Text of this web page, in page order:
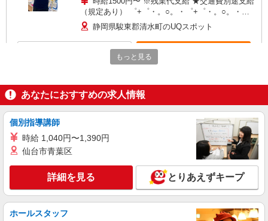
（規定あり） ゜+゜・。○。・゜+゜・。○。・゜
+゜ 入社祝い金10万円支給(規定有) お友達を紹介
頂くと, インセンティブ支給(規定有) ★月2回払
い・週払い可能（規程有）★ ゜・。○。・゜
+゜・。○。・゜+゜
静岡県駿東郡清水町のUQスポット
株式会社シエロ
スマホ携帯販売【ワイモバイル】
時給1600円〜 ※別途インセンティブ、職能評
価制度あり ※残業代支給 ★交通費別途支給（規定
あり） ゜+゜・。○。・゜+゜・。○。・゜+゜ 入
インセンティブ支給(規定有) ★月2回払い・週払い
可能（規程有）★ ゜・。○。・゜+゜・。○。・゜
静岡県駿東郡清水町の家電量販店
キープ 詳細を見る
株式会社シエロ
もっと見る
あなたにおすすめの求人情報
個別指導講師
時給 1,040円〜1,390円
仙台市青葉区
詳細を見る とりあえずキープ
ホールスタッフ